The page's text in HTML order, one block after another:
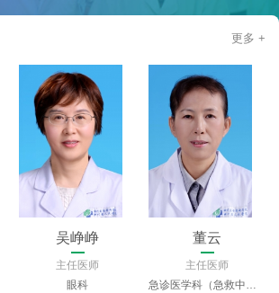
更多 +
吴峥峥
主任医师
眼科
董云
主任医师
急诊医学科（急救中心）